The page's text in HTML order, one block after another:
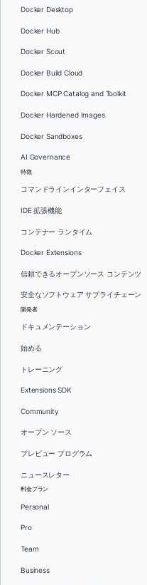
Docker Desktop
Docker Hub
Docker Scout
Docker Build Cloud
Docker MCP Catalog and Toolkit
Docker Hardened Images
Docker Sandboxes
AI Governance
特徴
コマンドラインインターフェイス
IDE 拡張機能
コンテナー ランタイム
Docker Extensions
信頼できるオープンソース コンテンツ
安全なソフトウェア サプライチェーン
開発者
ドキュメンテーション
始める
トレーニング
Extensions SDK
Community
オープン ソース
プレビュー プログラム
ニュースレター
料金プラン
Personal
Pro
Team
Business